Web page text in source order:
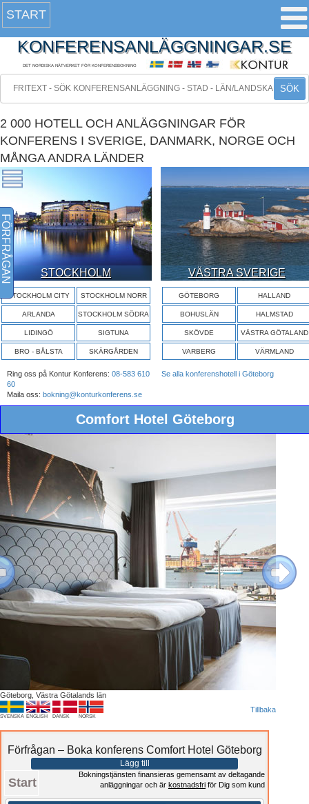
START
KONFERENSANLÄGGNINGAR.SE
DET NORDISKA NÄTVERKET FÖR KONFERENSBOKNING
SÖK
2 000 HOTELL OCH ANLÄGGNINGAR FÖR
KONFERENS I SVERIGE, DANMARK, NORGE OCH
MÅNGA ANDRA LÄNDER
STOCKHOLM
STOCKHOLM CITY STOCKHOLM NORR
ARLANDA STOCKHOLM SÖDRA
LIDINGÖ SIGTUNA
BRO - BÅLSTA SKÄRGÅRDEN
VÄSTRA SVERIGE
GÖTEBORG HALLAND
BOHUSLÄN HALMSTAD
SKÖVDE VÄSTRA GÖTALAND
VARBERG VÄRMLAND
Ring oss på Kontur Konferens: 08-583 610
60
Maila oss: bokning@konturkonferens.se
Se alla konferenshotell i Göteborg
Comfort Hotel Göteborg
Next
Göteborg, Västra Götalands län
SVENSKA ENGLISH DANSK NORSK
Tillbaka
FÖRFRÅGAN
Förfrågan – Boka konferens Comfort Hotel Göteborg
Lägg till
Start
Bokningstjänsten finansieras gemensamt av deltagande
anläggningar och är kostnadsfri för Dig som kund